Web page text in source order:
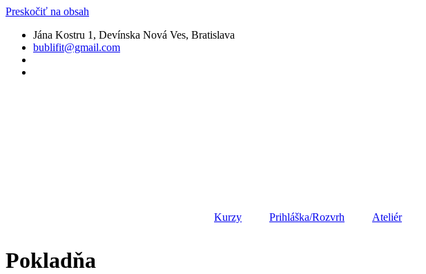
Preskočiť na obsah
Jána Kostru 1, Devínska Nová Ves, Bratislava
bublifit@gmail.com
Kurzy Prihláška/Rozvrh Ateliér
Pokladňa